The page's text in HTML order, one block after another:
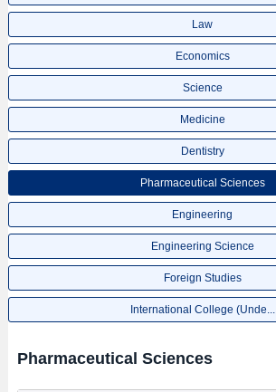
Law
Economics
Science
Medicine
Dentistry
Pharmaceutical Sciences
Engineering
Engineering Science
Foreign Studies
International College (Unde...
Pharmaceutical Sciences